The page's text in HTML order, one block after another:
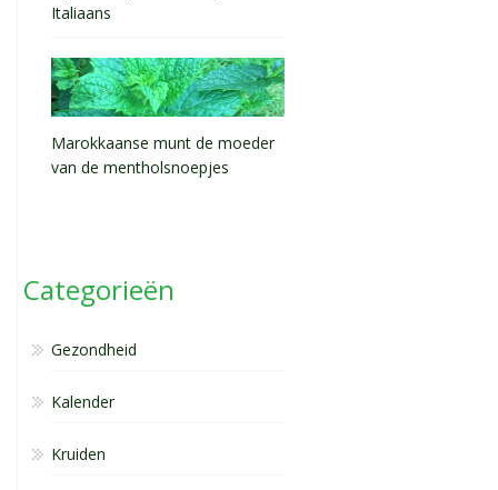
Italiaans
Marokkaanse munt de moeder
van de mentholsnoepjes
Categorieën
Gezondheid
Kalender
Kruiden